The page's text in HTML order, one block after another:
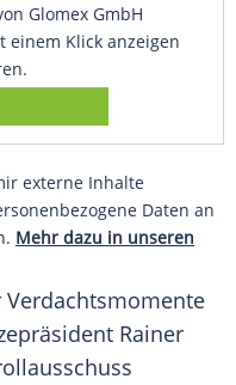
Glomex GmbH
einem Klick anzeigen
externe Inhalte
Daten an
Mehr dazu in unseren
Verdachtsmomente
Rainer